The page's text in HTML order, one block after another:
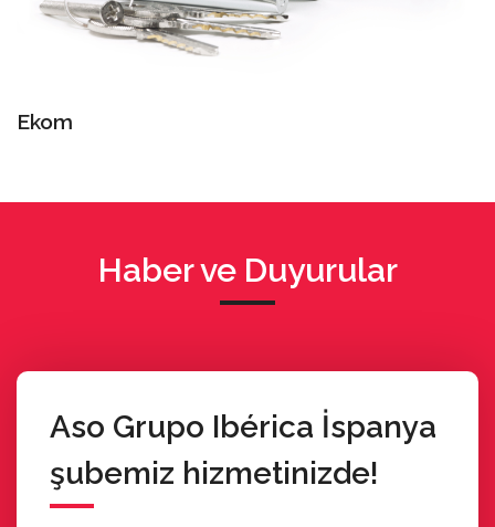
Ekom
Haber ve Duyurular
Aso Grupo Ibérica İspanya
şubemiz hizmetinizde!